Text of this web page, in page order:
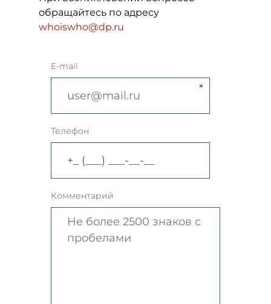
обращайтесь по адресу
whoiswho@dp.ru
E-mail
Телефон
Комментарий